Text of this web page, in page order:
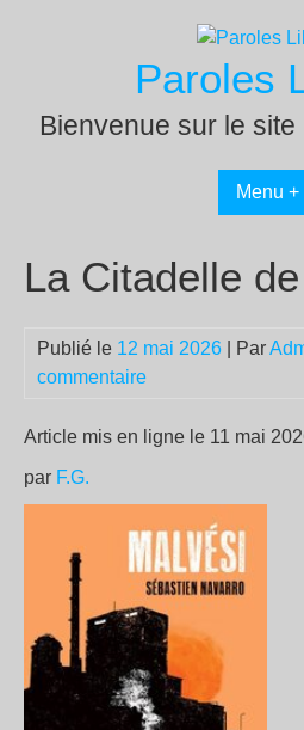
Paroles
Bienvenue sur le
Menu +
La Citadelle
Publié le 12 mai 2026 | Par
commentaire
Article mis en ligne le 11 mai
par F.G.